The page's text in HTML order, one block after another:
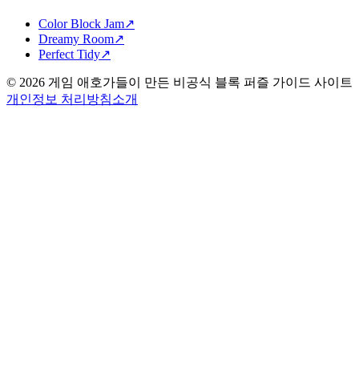
Color Block Jam↗️
Dreamy Room↗️
Perfect Tidy↗️
© 2026 게임 애호가들이 만든 비공식 블록 퍼즐 가이드 사이트
개인정보 처리방침소개